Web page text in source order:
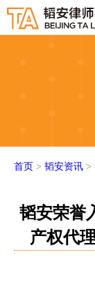
首页 > 韬安资讯 >
韬安荣誉
产权代